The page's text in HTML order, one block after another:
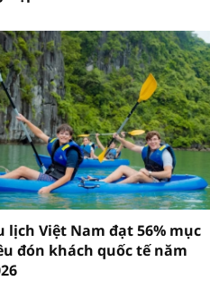
lịch Việt Nam đạt 56% mục
đón khách quốc tế năm